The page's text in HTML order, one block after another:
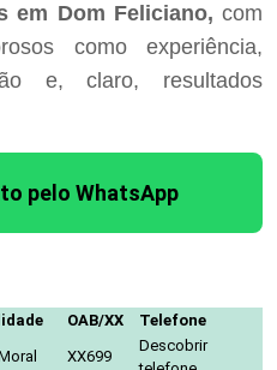
em Dom Feliciano, com
como experiência,
e, claro, resultados
pelo WhatsApp
OAB/XX
Telefone
XX699
Descobrir